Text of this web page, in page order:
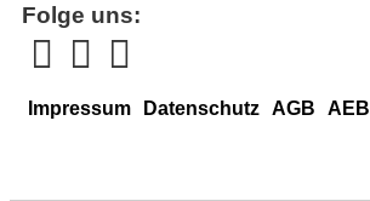
Folge uns:
Impressum Datenschutz AGB AEB